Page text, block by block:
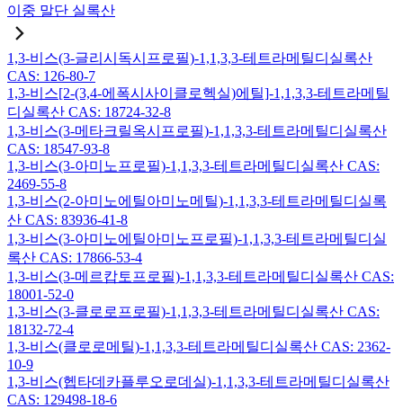
이중 말단 실록산
1,3-비스(3-글리시독시프로필)-1,1,3,3-테트라메틸디실록산
CAS: 126-80-7
1,3-비스[2-(3,4-에폭시사이클로헥실)에틸]-1,1,3,3-테트라메틸
디실록산 CAS: 18724-32-8
1,3-비스(3-메타크릴옥시프로필)-1,1,3,3-테트라메틸디실록산
CAS: 18547-93-8
1,3-비스(3-아미노프로필)-1,1,3,3-테트라메틸디실록산 CAS:
2469-55-8
1,3-비스(2-아미노에틸아미노메틸)-1,1,3,3-테트라메틸디실록
산 CAS: 83936-41-8
1,3-비스(3-아미노에틸아미노프로필)-1,1,3,3-테트라메틸디실
록산 CAS: 17866-53-4
1,3-비스(3-메르캅토프로필)-1,1,3,3-테트라메틸디실록산 CAS:
18001-52-0
1,3-비스(3-클로로프로필)-1,1,3,3-테트라메틸디실록산 CAS:
18132-72-4
1,3-비스(클로로메틸)-1,1,3,3-테트라메틸디실록산 CAS: 2362-
10-9
1,3-비스(헵타데카플루오로데실)-1,1,3,3-테트라메틸디실록산
CAS: 129498-18-6